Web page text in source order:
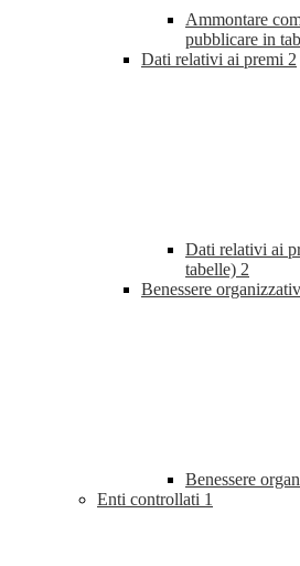
Ammontare
pubblicare in
Dati relativi ai premi 2
Dati relativi ai
tabelle) 2
Benessere
Benessere
Enti controllati 1